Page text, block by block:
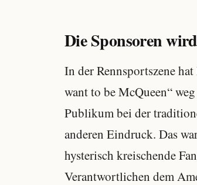
Die Sponsoren
In der Rennsportszene
want to be McQueen“
Publikum bei der
anderen Eindruck. Das
hysterisch kreischende
Verantwortlichen dem